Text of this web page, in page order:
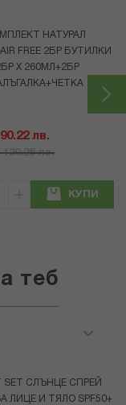
НАТУРАЛ
FREE 2БР БУТИЛКИ
Х 260МЛ+2БР
лв.
120.28 лв.
КУПИ
теб
SET СЛЪНЦЕ СПРЕЙ
ЛИЦЕ И ТЯЛО SPF50+